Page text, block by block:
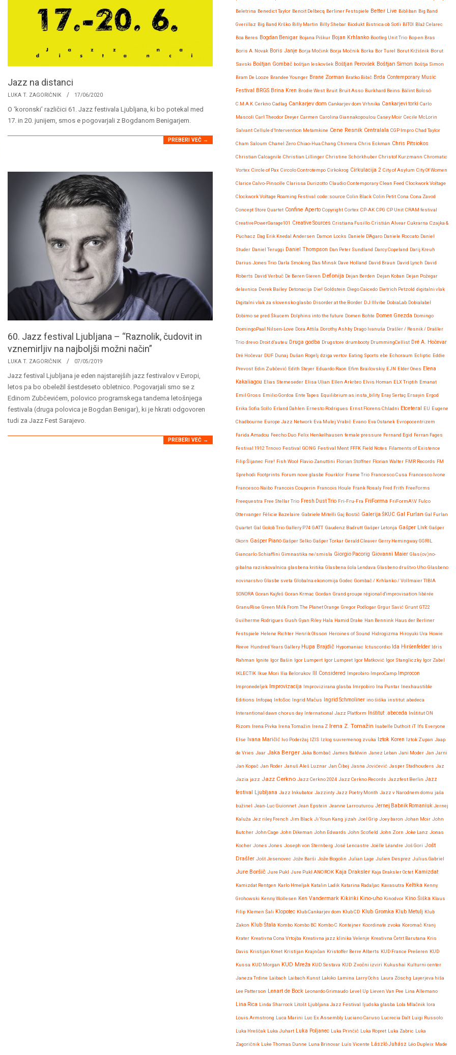
Jazz na distanci
2020-
06-
17
LUKA T. ZAGORIČNIK 17/06/2020
O ‘koronski’ različici 61. Jazz festivala Ljubljana, ki bo potekal med
17. in 20. junijem, smos e pogovarjali z Bogdanom Benigarjem.
PREBERI VEČ →
60. Jazz festival Ljubljana – “Raznolik, čudovit in
vznemirljiv na najboljši možni način”
2019-
05-
07
LUKA T. ZAGORIČNIK 07/05/2019
Jazz festival Ljubljana je eden najstarejših jazz festivalov v Evropi,
letos pa bo obeležil šestdeseto obletnico. Pogovarjali smo se z
Edinom Zubčevićem, polovico programskega tandema letošnjega
festivala (druga polovica je Bogdan Benigar), ki je hkrati odgovoren
tudi za Jazz Fest Sarajevo.
PREBERI VEČ →
Beletrina Benedict Taylor Benoit Delbecq Berliner Festspiele Better Live Bibliban Big Band
Gverillaz Big Band Krško Billy Martin Billy Shebar Biodukt Bistrica ob Sotli BITOI Blaž Celarec
Boa Beres Bogdan Benigar Bojana Piškur Bojan Krhlanko Bootleg Unit Trio Bop en Bras
Boris A. Novak Boris Janje Borja Močink Borja Močnik Borka Bor Turel Borut Kržišnik Borut
Savski Boštjan Gombač boštjan leskovšek Boštjan Perovšek Boštjan Simon Boštja Simon
Bram De Looze Brandee Younger Brane Zorman Bratko Bibič Brda Contemporary Music
Festival BRGS Brina Kren Brodie West Bruit Bruit Asso Burkhard Beins Bálint Bolcsó
C.M.A.K. Cerkno Cadlag Cankarjev dom Cankarjev dom Vrhnika Cankarjevi torki Carlo
Mascoli Carl Theodor Dreyer Carmen Carolina Giannakopoulou Casey Moir Cecile McLorin
Salvant Cellule d’Intervention Metamkine Cene Resnik Centralala CGP Impro Chad Taylor
Cham Saloum Chanel Zero Chiao-Hua Chang Chimera Chris Eckman Chris Pitsiokos
Christian Calcagnile Christian Lillinger Christine Schörkhuber Christof Kurzmann Chromatic
Vortex Circle of Pax Circolo Controtempo Cirkokrog Cirkulacija 2 City of Asylum City Of Women
Clarice Calvo-Pinsolle Clarissa Durizotto Claudio Contemporary Clean Feed Clockwork Voltage
Clockwork Voltage Roaming Festival code::source Colin Black Colin Petit Cona Cona Zavod
Concept Store Quartet Confine Aperto Copyright Cortex CP-AK CPG CP Unit CRAM festival
CreativePowerGarage101 Creative Sources Cristiana Fusillo Cristián Alvear Cukrarna Czajka &
Puchacz Dag Erik Knedal Andersen Damon Locks Daniele D'Agaro Daniele Roccato Daniel
Studer Daniel Teruggi Daniel Thompson Dan Peter Sundland Darcy Copeland Darij Kreuh
Darius Jones Trio Darla Smoking Das Minsk Dave Holland David Braun David Lynch David
Roberts David Verbuč De Beren Gieren Defonija Dejan Berden Dejan Koban Dejan Požegar
delavnica Derek Bailey Detonacija Die! Goldstein Diego Caicedo Dietrich Petzold digitalni vlak
Digitalni vlak za slovensko glasbo Disorder at the Border DJ Illvibe DobiaLab Dobialabel
Dobimo se pred Škucem Dolphins into the future Domen Bohte Domen Gnezda Domingo
DomingoPaal Nilsen-Love Dora Attila Dorothy Ashby Drago Ivanuša Drašler / Resnik / Drašler
Trio drevo Droit d’auteu Druga godba Drugstore drumbooty DrummingCellist Dré A. Hočevar
Dré Hočevar DUF Dunaj Dušan Rogelj dziga vertov Eating Sports ebe Echoraum Ecliptic Eddie
Prevost Edin Zubčević Edith Steyer Eduardo Raon Efim Brailovskiy EJN Elder Ones Elena
Kakaliagou Elias Stemeseder Elisa Ulian Ellen Arkrbro Elvis Homan ELX Triptih Emanat
Emil Gross Emilio Gordoa Ente Tapes Equilibrium as insta_bility Eray Sertaç Ersayin Ergod
Erika Sofia Sollo Erland Dahlen Ernesto Rodrigues Ernst Florens Chladni Etceteral EU Eugene
Chadbourne Europe Jazz Network Eva Mulej Vrabič Evano Eva Ostanek Evropocentrizem
Farida Amadou Feecho Duo Felix Henkelhausen female:pressure Fernand Egid Ferran Fages
Festival 1912 Trnovo Festival GONG Festival Ment FFFK Field Notes Filaments of Existence
Filip Šijanec Fire! Fish Wool Flavio Zanuttini Florian Stoffner Florian Walter FMR Records FM
Sprehodi Footprints Forum nove glasbe Fourklor Frame Trio Francesco Cusa Francesco Ivone
Francesco Naibo Francois Couperin Francois Houle Frank Rosaly Fred Frith FreeForms
Freequestra Free Stellar Trio Fresh Dust Trio Fri-Fru-Fra FriForma FriFormA\V Fulco
Ottervanger Félicie Bazelaire Gabriele Mitelli Gaj Bostič Galerija ŠKUC Gal Furlan Gal Furlan
Quartet Gal Golob Trio Gallery P74 GATT Gaudenz Badrutt Gašper Letonja Gašper Livk Gašper
Okorn Gašper Piano Gašper Selko Gašper Torkar Gerald Cleaver Gerry Hemingway GGRIL
Giancarlo Schiaffini Gimnastika ne/smisla Giorgio Pacorig Giovanni Maier Glas(ov)no-
gibalna raziskovalnica glasbena kritika Glasbena šola Lendava Glasbeno društvo Uho Glasbeno
novinarstvo Glasbe sveta Globalna ekonomija Godec Gombač / Krhlanko / Vollmaier TIBIA
SONORA Goran Kajfeš Goran Krmac Gordan Grand groupe régional d'improvisation libérée
GranuRise Green Milk From The Planet Orange Gregor Podlogar Grgur Savić Grunt GT22
Guilherme Rodrigues Gush Gyan Riley Hala Hamid Drake Han Bennink Haus der Berliner
Festspiele Helene Richter Henrik Olsson Heroines of Sound Hidrogizma Hiroyuki Ura Howie
Reeve Hundred Years Gallery Hupa Brajdič Hypomaniac Ictuscordio Ida Hiršenfelder Idris
Rahman Ignite Igor Bašin Igor Lumpert Igor Lumpret Igor Matković Igor Stangliczky Igor Zabel
IKLECTIK Ikue Mori Ilia Belorukov Ill Considered Improbiro ImproCamp Improcon
Impronedeljek Improvizacija Improvizirana glasba Imrpobiro Ina Puntar Inexhaustible
Editions Infopaq InfoSoc Ingrid Mačus Ingrid Schmoliner ino šiška institut .abedeca
Interantional dawn chorus day International Jazz Platform Inštitut .abeceda Inštitut ON
Rizom Irena Pivka Irena Tomažin Irena Z Irena Z. Tomažin Isabelle Duthoit iT It's Everyone
Else Ivana Maričić Ivo Poderžaj IZIS Izlog suvremenog zvuka Iztok Koren Iztok Zupan Jaap
de Vries Jaar Jaka Berger Jaka Bombač James Baldwin Janez Leban Jani Moder Jan Jarni
Jan Kopač Jan Roder Januš Aleš Luznar Jan Čibej Jasna Jovićević Jasper Stadhouders Jaz
Jazia jazz Jazz Cerkno Jazz Cerkno 2024 Jazz Cerkno Records Jazzfest Berlin Jazz
festival Ljubljana Jazz Inkubator Jazzinty Jazz Poetry Month Jazz v Narodnem domu jaša
bužinel Jean-Luc Guionnet Jean Epstein Jeanne Larrouturou Jernej Babnik Romaniuk Jernej
Kaluža Jez riley French Jim Black Ji Youn Kang jizah Joel Grip Joey baron Johan Moir John
Butcher John Cage John Dikeman John Edwards John Scofield John Zorn Joke Lanz Jonas
Kocher Jones Jones Joseph von Sternberg José Lencastre Joëlle Léandre Još Gori Jošt
Drašler Jošt Jesenovec Jože Barši Jože Bogolin Julian Lage Julien Desprez Julius Gabriel
Jure Boršič Jure Pukl Jure Pukl ANOROK Kaja Draksler Kaja Draksler Octet Kamizdat
Kamizdat Rentgen Karlo Hmeljak Katalin Ladik Katarina Radaljac Kavasutra Keltika Kenny
Grohowski Kenny Wollesen Ken Vandermark Kikiriki Kino-uho Kinodvor Kino Šiška Klaus
Filip Klemen Šali Klopotec Klub Cankarjev dom Klub CD Klub Gromka Klub Metulj Klub
Zakon Klub Štala Kombo Kombo BC Kombo C Kontejner Koordinate zvoka Koromač Kranj
Krater Kreativna Cona Vrtojba Kreativna jazz klinika Velenje Kreativna Četrt Barutana Kris
Davis Kristijan Kmet Kristijan Krajnčan Kristoffer Berre Alberts KUD France Prešeren KUD
Kussa KUD Morgan KUD Mreža KUD Sestava KUD Zvočni izviri Kukushai Kulturni center
Janeza Trdine Laibach Laibach Kunst Lakiko Lamina Larry Ochs Laura Zöschg Layerjeva hiša
Lee Patterson Lenart de Bock Leonardo Grimaudo Level Up Lieven Van Pee Lina Allemano
Lina Rica Linda Sharrock Litošt Ljubljana Jazz Festival ljudska glasba Lola Mlačnik lora
Louis Armstrong Luca Marini Luc Ex Assembly Luciano Caruso Lucrecia Dalt Luigi Russolo
Luka Hreščak Luka Juhart Luka Poljanec Luka Prinčič Luka Ropret Luka Zabric Luka
Zagoričnik Luke Thomas Dunne Luna Brinovar Luís Vicente László Juhász Léo Dupleix Made